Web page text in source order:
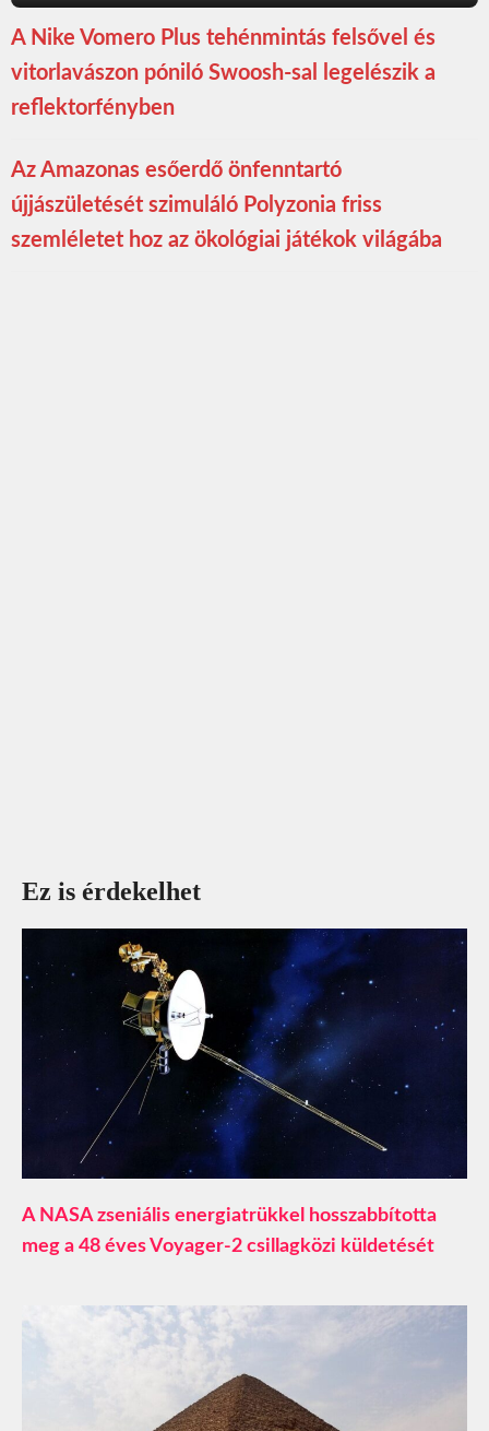
A Nike Vomero Plus tehénmintás felsővel és
vitorlavászon póniló Swoosh-sal legelészik a
reflektorfényben
Az Amazonas esőerdő önfenntartó
újjászületését szimuláló Polyzonia friss
szemléletet hoz az ökológiai játékok világába
Ez is érdekelhet
A NASA zseniális energiatrükkel hosszabbította
meg a 48 éves Voyager-2 csillagközi küldetését